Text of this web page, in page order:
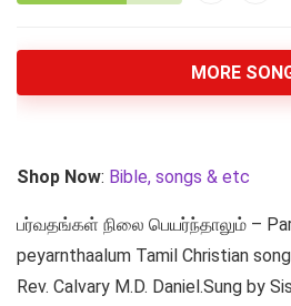
MORE
Shop Now: Bible, songs & etc
பர்வதங்கள் நிலை பெயர்ந்தாலும் –
peyarnthaalum Tamil Christian
Rev. Calvary M.D. Daniel.Sung by